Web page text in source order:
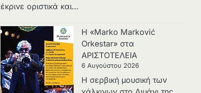
έκρινε οριστικά και…
Η «Marko Marković
Orkestar» στα
ΑΡΙΣΤΟΤΕΛΕΙΑ
6 Αυγούστου 2026
Η σερβική μουσική των